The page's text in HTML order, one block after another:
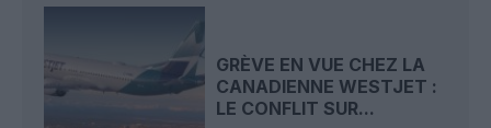
GRÈVE EN VUE CHEZ LA
CANADIENNE WESTJET :
LE CONFLIT SUR...